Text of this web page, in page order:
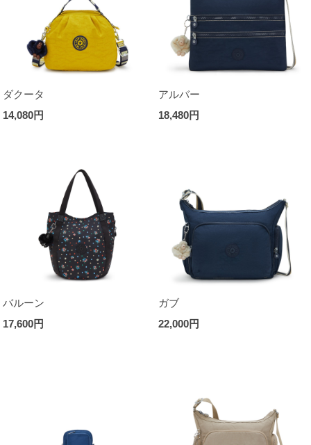
ダクータ
14,080円
アルバー
18,480円
バルーン
17,600円
ガブ
22,000円